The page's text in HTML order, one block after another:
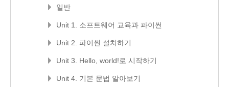
일반
Unit 1. 소프트웨어 교육과 파이썬
Unit 2. 파이썬 설치하기
Unit 3. Hello, world!로 시작하기
Unit 4. 기본 문법 알아보기